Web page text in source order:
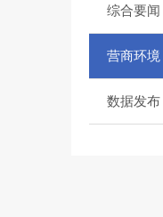
综合要闻
营商环境
数据发布